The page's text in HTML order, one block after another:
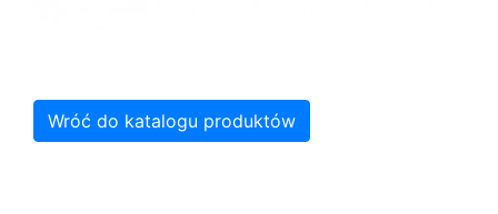
Wróć do katalogu produktów